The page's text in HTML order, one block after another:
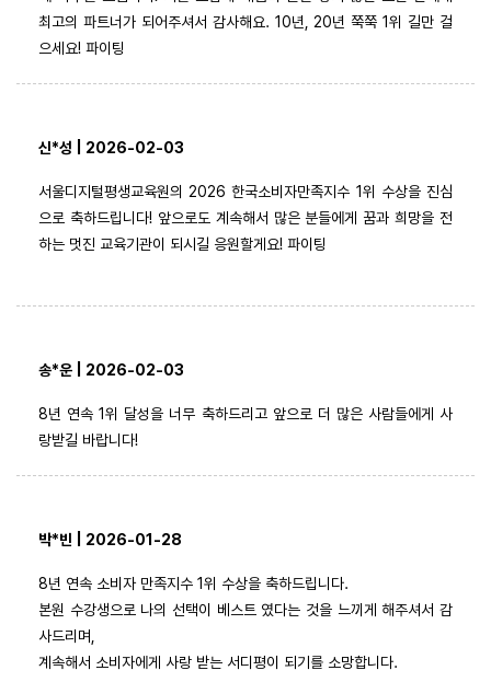
최고의 파트너가 되어주셔서 감사해요. 10년, 20년 쭉쭉 1위 길만 걸
으세요! 파이팅
신*성 | 2026-02-03
서울디지털평생교육원의 2026 한국소비자만족지수 1위 수상을 진심
으로 축하드립니다! 앞으로도 계속해서 많은 분들에게 꿈과 희망을 전
하는 멋진 교육기관이 되시길 응원할게요! 파이팅
송*운 | 2026-02-03
8년 연속 1위 달성을 너무 축하드리고 앞으로 더 많은 사람들에게 사
랑받길 바랍니다!
박*빈 | 2026-01-28
8년 연속 소비자 만족지수 1위 수상을 축하드립니다.
본원 수강생으로 나의 선택이 베스트 였다는 것을 느끼게 해주셔서 감
사드리며,
계속해서 소비자에게 사랑 받는 서디평이 되기를 소망합니다.